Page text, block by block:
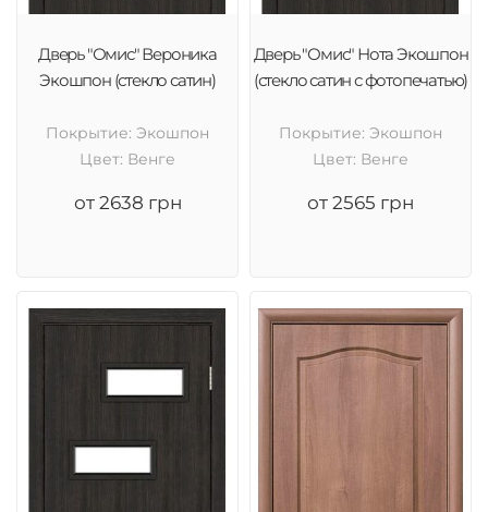
Дверь "Омис" Вероника
Экошпон (стекло сатин)
Покрытие: Экошпон
Цвет: Венге
от 2638 грн
Дверь "Омис" Нота Экошпон
(стекло сатин с фотопечатью)
Покрытие: Экошпон
Цвет: Венге
от 2565 грн